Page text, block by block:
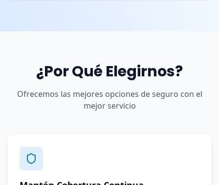
¿Por Qué Elegirnos?
Ofrecemos las mejores opciones de seguro con el
mejor servicio